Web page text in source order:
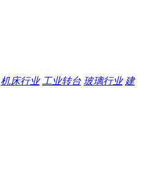
机床行业 工业转台 玻璃行业 建